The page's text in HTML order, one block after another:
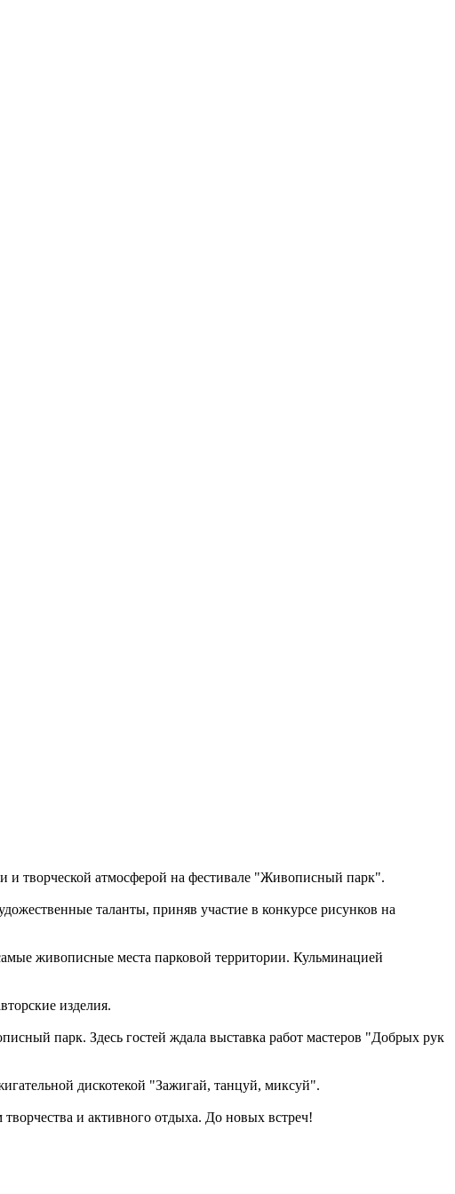
и творческой атмосферой на фестивале "Живописный парк".
таланты, приняв участие в конкурсе рисунков на
живописные места парковой территории. Кульминацией
изделия.
парк. Здесь гостей ждала выставка работ мастеров "Добрых рук
дискотекой "Зажигай, танцуй, миксуй".
и активного отдыха. До новых встреч!